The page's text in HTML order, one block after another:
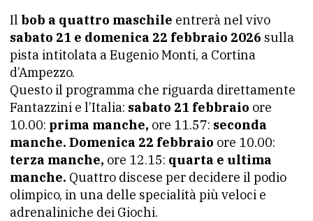
Il bob a quattro maschile entrerà nel vivo
sabato 21 e domenica 22 febbraio 2026 sulla
pista intitolata a Eugenio Monti, a Cortina
d’Ampezzo.
Questo il programma che riguarda direttamente
Fantazzini e l’Italia: sabato 21 febbraio ore
10.00: prima manche, ore 11.57: seconda
manche. Domenica 22 febbraio ore 10.00:
terza manche, ore 12.15: quarta e ultima
manche. Quattro discese per decidere il podio
olimpico, in una delle specialità più veloci e
adrenaliniche dei Giochi.